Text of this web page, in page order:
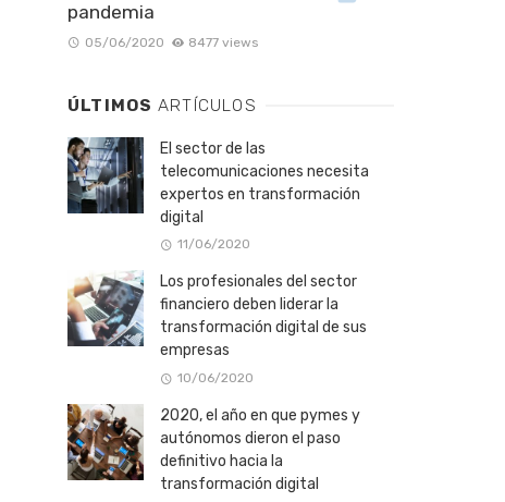
pandemia
05/06/2020 8477 views
ÚLTIMOS ARTÍCULOS
El sector de las
telecomunicaciones necesita
expertos en transformación
digital
11/06/2020
Los profesionales del sector
financiero deben liderar la
transformación digital de sus
empresas
10/06/2020
2020, el año en que pymes y
autónomos dieron el paso
definitivo hacia la
transformación digital